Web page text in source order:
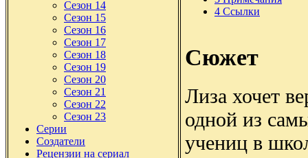
Сезон 14
Сезон 15
Сезон 16
Сезон 17
Сезон 18
Сезон 19
Сезон 20
Сезон 21
Сезон 22
Сезон 23
Серии
Создатели
Рецензии на сериал
4 Ссылки
Сюжет
Лиза хочет
одной из
учениц в